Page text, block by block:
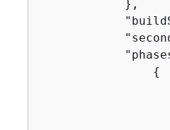
            },
{